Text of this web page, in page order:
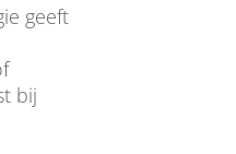
geeft
bij